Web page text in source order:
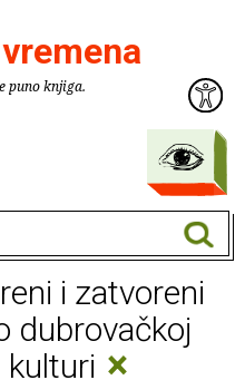
puno knjiga.
i zatvoreni
dubrovačkoj
kulturi ×